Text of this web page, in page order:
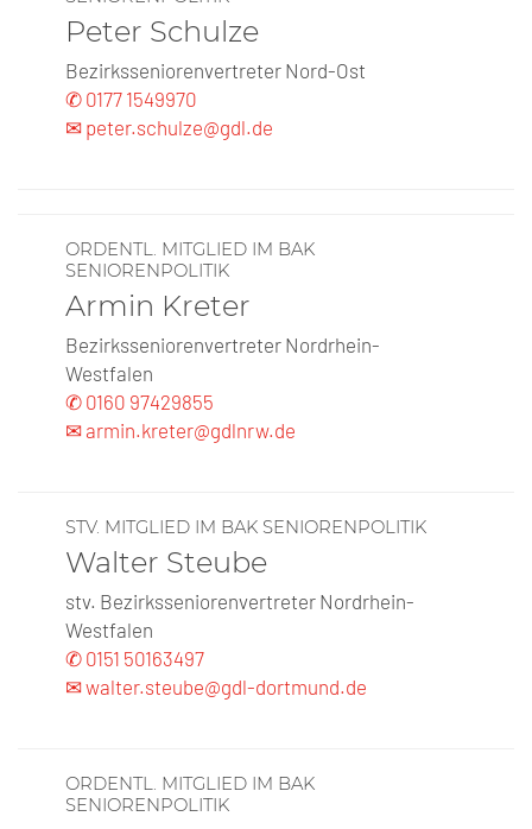
Peter Schulze
Bezirksseniorenvertreter Nord-Ost
✆ 0177 1549970
✉ peter.schulze@gdl.de
ORDENTL. MITGLIED IM BAK
SENIORENPOLITIK
Armin Kreter
Bezirksseniorenvertreter Nordrhein-
Westfalen
✆ 0160 97429855
✉ armin.kreter@gdlnrw.de
STV. MITGLIED IM BAK SENIORENPOLITIK
Walter Steube
stv. Bezirksseniorenvertreter Nordrhein-
Westfalen
✆ 0151 50163497
✉ walter.steube@gdl-dortmund.de
ORDENTL. MITGLIED IM BAK
SENIORENPOLITIK